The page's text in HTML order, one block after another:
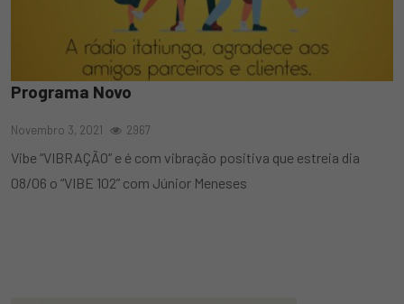
Programa Novo
Novembro 3, 2021 2967
Vibe “VIBRAÇÃO” e é com vibração positiva que estreia dia
08/06 o “VIBE 102” com Júnior Meneses